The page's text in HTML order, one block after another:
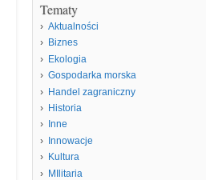
Tematy
Aktualności
Biznes
Ekologia
Gospodarka morska
Handel zagraniczny
Historia
Inne
Innowacje
Kultura
MIlitaria